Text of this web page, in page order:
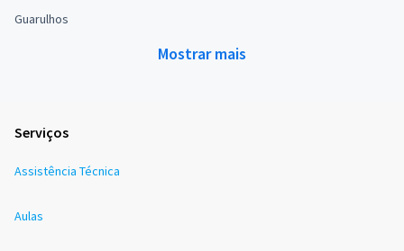
Guarulhos
Mostrar mais
Serviços
Assistência Técnica
Aulas